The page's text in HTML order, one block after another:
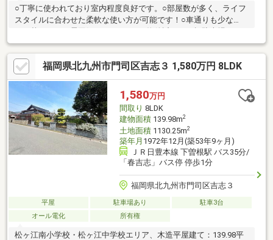
○丁寧に使われており室内程度良好です。○部屋数が多く、ライフ
スタイルに合わせた柔軟な使い方が可能です！○車通りも少な
ります。○萩ヶ丘小、戸ノ上中
福岡県北九州市門司区吉志３ 1,580万円 8LDK
1,580万円
間取り 8LDK
建物面積139.98m2
土地面積1130.25m2
築年月 1972年12月(築53年9ヶ月)
ＪＲ日豊本線 下曽根駅 バス35分/
「春吉志」バス停 停歩1分
福岡県北九州市門司区吉志３
平屋 駐車場あり
駐車3台
オール電化
所有権
松ヶ江南小学校・松ヶ江中学校エリア、木造平屋建て：139.98平